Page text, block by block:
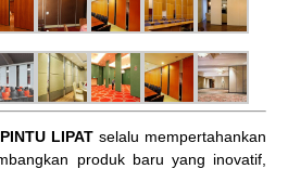
LIPATselalu mempertahankan
produk baru yang inovatif,